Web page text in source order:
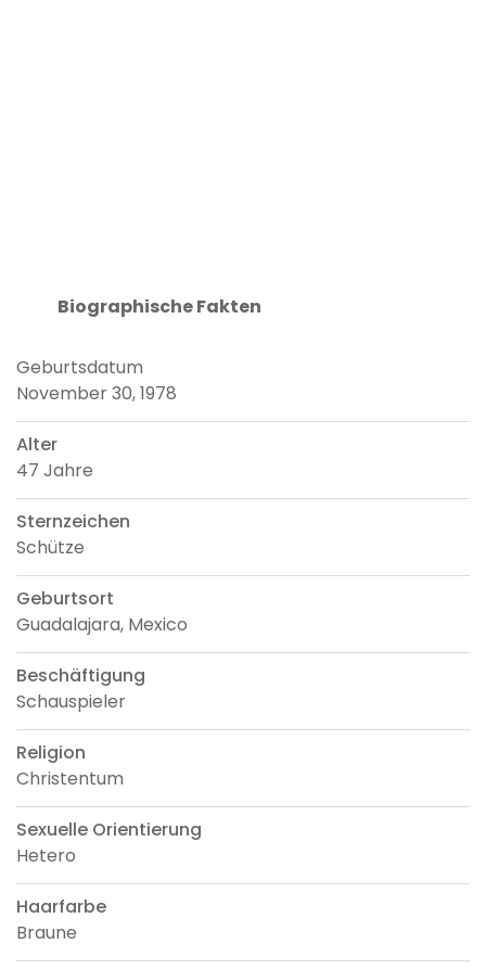
Biographische Fakten
Geburtsdatum
November 30, 1978
Alter
47 Jahre
Sternzeichen
Schütze
Geburtsort
Guadalajara, Mexico
Beschäftigung
Schauspieler
Religion
Christentum
Sexuelle Orientierung
Hetero
Haarfarbe
Braune